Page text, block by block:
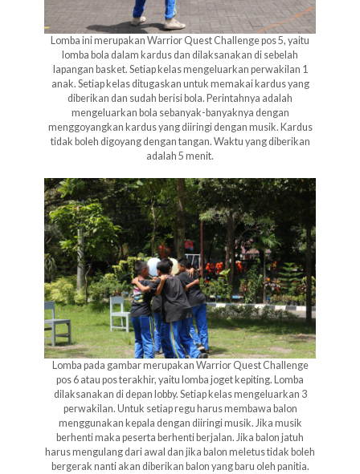
Lomba ini merupakan Warrior Quest Challenge pos 5, yaitu
lomba bola dalam kardus dan dilaksanakan di sebelah
lapangan basket. Setiap kelas mengeluarkan perwakilan 1
anak. Setiap kelas ditugaskan untuk memakai kardus yang
diberikan dan sudah berisi bola. Perintahnya adalah
mengeluarkan bola sebanyak-banyaknya dengan
menggoyangkan kardus yang diiringi dengan musik. Kardus
tidak boleh digoyang dengan tangan. Waktu yang diberikan
adalah 5 menit.
Lomba pada gambar merupakan Warrior Quest Challenge
pos 6 atau pos terakhir, yaitu lomba joget kepiting. Lomba
dilaksanakan di depan lobby. Setiap kelas mengeluarkan 3
perwakilan. Untuk setiap regu harus membawa balon
menggunakan kepala dengan diiringi musik. Jika musik
berhenti maka peserta berhenti berjalan. Jika balon jatuh
harus mengulang dari awal dan jika balon meletus tidak boleh
bergerak nanti akan diberikan balon yang baru oleh panitia.